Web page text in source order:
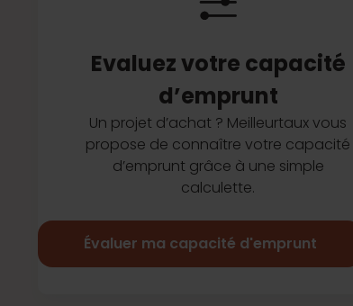
Evaluez votre capacité
d’emprunt
Un projet d’achat ? Meilleurtaux vous
propose de connaître votre capacité
d’emprunt grâce à une simple
calculette.
Évaluer ma capacité d'emprunt